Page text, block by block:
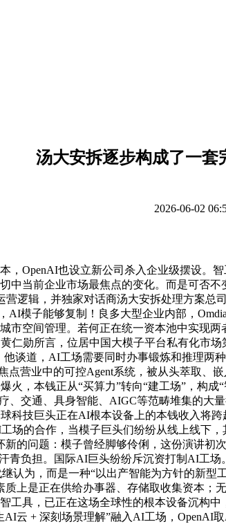
汤大安拆逐步构成了一套
2026-06-02
OpenAI也设立新公司杀入企业级摆设。
中当前企业市场最焦点的变化。而是可否
逻辑，并独家对话商汤大安拆处理方案总
AI模子能够复制！良多大型企业内部，
市空间管理。若何正在统一资本池中实现
仁勋所言，位居中国大模子平台私有化市
他谈道，AI工场需要同时办事锻炼和推理
点营业中的可控Agent系统，被从头萃取
，本钱正从“买算力”转向“建工场”，构
、交通、具身智能、AIGC等范畴堆集的
科技巨头正在AI根本设备上的本钱收入将
场的合作，当模子巨头们纷纷从线上线下
的问题：模子曾经脚够伶俐，这份演讲
青负担。国际AI巨头纷纷斥沉资打制AI工
认为，而是一种“以出产智能为方针的新
上是正在供给办事器、存储取收集资本
工具，已正在这场全球性的根本设备沉构
云 + 深刻场景理解”融入AI工场，OpenAI